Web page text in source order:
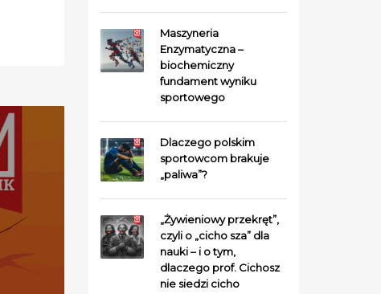
Maszyneria
Enzymatyczna –
biochemiczny
fundament wyniku
sportowego
Dlaczego polskim
sportowcom brakuje
„paliwa”?
„Żywieniowy przekręt”,
czyli o „cicho sza” dla
nauki – i o tym,
dlaczego prof. Cichosz
nie siedzi cicho